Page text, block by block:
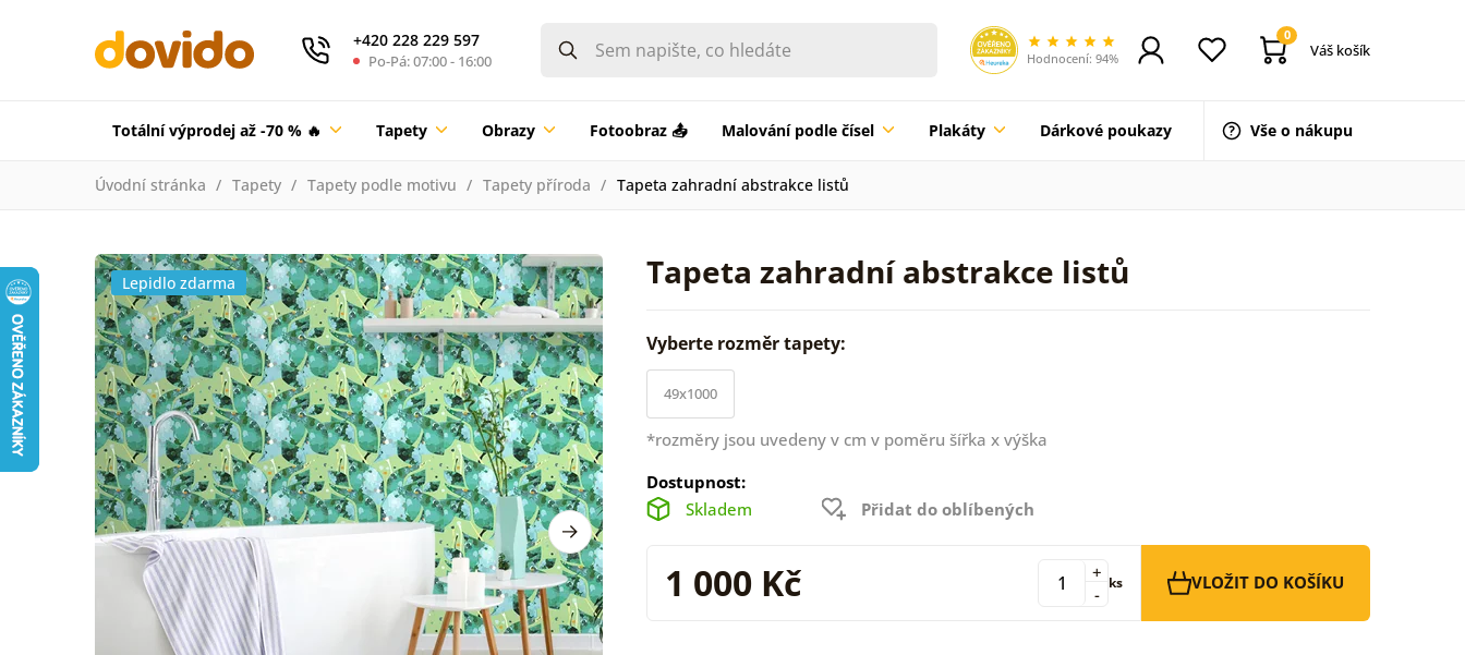
+420 228 229 597
Po-Pá: 07:00 - 16:00 Hodnocení: 94%
0
Váš košík
Totální výprodej až -70 % 🔥 Tapety Obrazy Fotoobraz 📤 Malování podle čísel Plakáty Dárkové poukazy Vše o nákupu
Úvodní stránka Tapety Tapety podle motivu Tapety příroda Tapeta zahradní abstrakce listů
Tapeta zahradní abstrakce listů
Lepidlo zdarma
Vyberte rozměr tapety:
49x1000
*rozměry jsou uvedeny v cm v poměru šířka x výška
Dostupnost:
Skladem
Přidat do oblíbených
1 000 Kč -
+ ks VLOŽIT DO KOŠÍKU